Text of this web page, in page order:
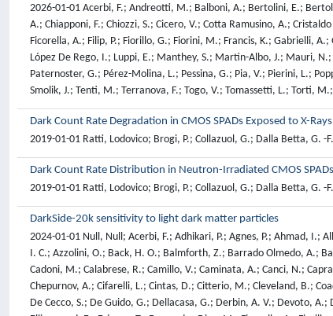
2026-01-01 Acerbi, F.; Andreotti, M.; Balboni, A.; Bertolini, E.;
A.; Chiapponi, F.; Chiozzi, S.; Cicero, V.; Cotta Ramusino, A.;
Ficorella, A.; Filip, P.; Fiorillo, G.; Fiorini, M.; Francis, K.; Gabrielli,
López De Rego, I.; Luppi, E.; Manthey, S.; Martin-Albo, J.; Mauri,
Paternoster, G.; Pérez-Molina, L.; Pessina, G.; Pia, V.; Pierini, L.;
Smolik, J.; Tenti, M.; Terranova, F.; Togo, V.; Tomassetti, L.; Torti,
Dark Count Rate Degradation in CMOS SPADs Exposed to X-
2019-01-01 Ratti, Lodovico; Brogi, P.; Collazuol, G.; Dalla Betta, G.
Dark Count Rate Distribution in Neutron-Irradiated CMOS SPADs
2019-01-01 Ratti, Lodovico; Brogi, P.; Collazuol, G.; Dalla Betta, G. -
DarkSide-20k sensitivity to light dark matter particles
2024-01-01 Null, Null; Acerbi, F.; Adhikari, P.; Agnes, P.; Ahmad,
I. C.; Azzolini, O.; Back, H. O.; Balmforth, Z.; Barrado Olmedo, A.;
Cadoni, M.; Calabrese, R.; Camillo, V.; Caminata, A.; Canci, N.;
Chepurnov, A.; Cifarelli, L.; Cintas, D.; Citterio, M.; Cleveland, B.;
De Cecco, S.; De Guido, G.; Dellacasa, G.; Derbin, A. V.; Devoto,